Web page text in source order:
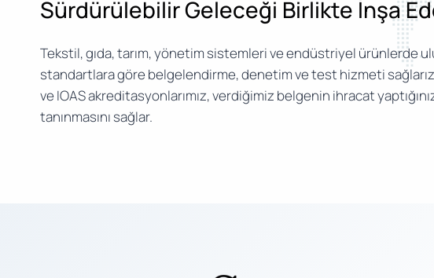
Sürdürülebilir Geleceği Birlikte İnşa
Tekstil, gıda, tarım, yönetim sistemleri ve endüstriyel ürünlerde
standartlara göre belgelendirme, denetim ve test hizmeti
ve IOAS akreditasyonlarımız, verdiğimiz belgenin ihracat
tanınmasını sağlar.